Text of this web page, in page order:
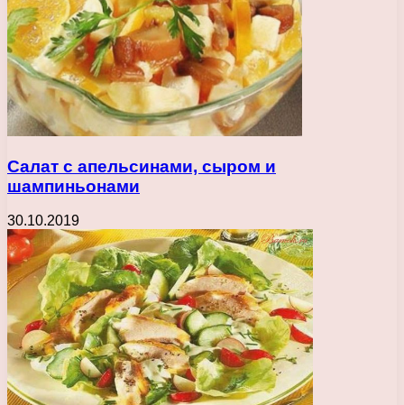
Салат с апельсинами, сыром и
шампиньонами
30.10.2019